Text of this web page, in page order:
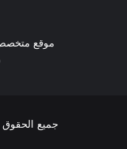
موقع متخصص
جميع